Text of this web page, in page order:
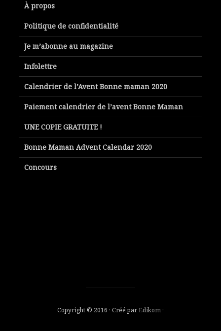
À propos
Politique de confidentialité
Je m’abonne au magazine
Infolettre
Calendrier de l’Avent Bonne maman 2020
Paiement calendrier de l’avent Bonne Maman
UNE COPIE GRATUITE !
Bonne Maman Advent Calendar 2020
Concours
Copyright © 2016 · Créé parEdikom ·